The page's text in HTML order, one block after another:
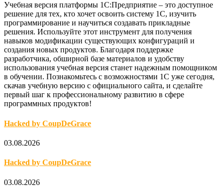
Учебная версия платформы 1С:Предприятие – это доступное
решение для тех, кто хочет освоить систему 1С, изучить
программирование и научиться создавать прикладные
решения. Используйте этот инструмент для получения
навыков модификации существующих конфигураций и
создания новых продуктов. Благодаря поддержке
разработчика, обширной базе материалов и удобству
использования учебная версия станет надежным помощником
в обучении. Познакомьтесь с возможностями 1С уже сегодня,
скачав учебную версию с официального сайта, и сделайте
первый шаг к профессиональному развитию в сфере
программных продуктов!
Hacked by CoupDeGrace
03.08.2026
Hacked by CoupDeGrace
03.08.2026